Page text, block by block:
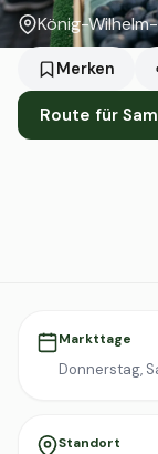
König-
Merken
Route für
Markttage
Donnerstag,
Standort